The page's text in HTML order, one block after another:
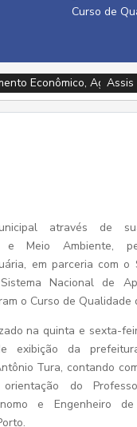
Curso de
através de
e Meio Ambiente,
em parceria com o
Nacional de
o Curso de Qualidade
na quinta e sexta-
exibição da
Tura, contando
do
e Engenheiro
Econômico,